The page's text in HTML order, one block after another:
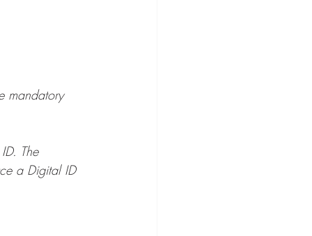
mandatory
The
a Digital ID